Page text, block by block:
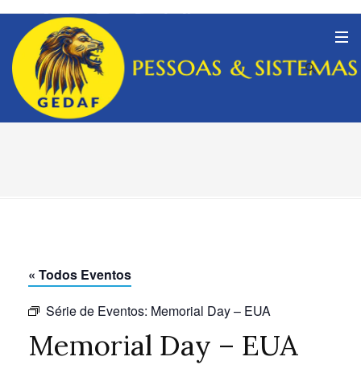
« Todos Eventos
Série de Eventos: Memorial Day – EUA
Memorial Day – EUA